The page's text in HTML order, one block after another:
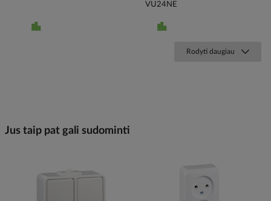
VU24NE
Rodyti daugiau
Jus taip pat gali sudominti